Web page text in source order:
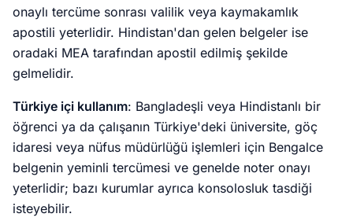
onaylı tercüme sonrası valilik veya kaymakamlık
apostili yeterlidir. Hindistan'dan gelen belgeler ise
oradaki MEA tarafından apostil edilmiş şekilde
gelmelidir.
Türkiye içi kullanım: Bangladeşli veya Hindistanlı bir
öğrenci ya da çalışanın Türkiye'deki üniversite, göç
idaresi veya nüfus müdürlüğü işlemleri için Bengalce
belgenin yeminli tercümesi ve genelde noter onayı
yeterlidir; bazı kurumlar ayrıca konsolosluk tasdiği
isteyebilir.